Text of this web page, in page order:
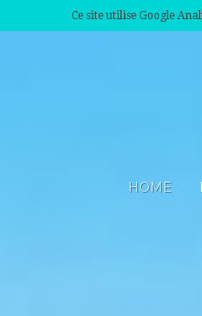
Ce site utilise Google
HOME